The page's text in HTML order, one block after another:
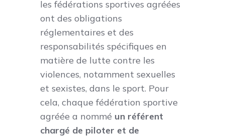
les fédérations sportives agréées
ont des obligations
réglementaires et des
responsabilités spécifiques en
matière de lutte contre les
violences, notamment sexuelles
et sexistes, dans le sport. Pour
cela, chaque fédération sportive
agréée a nommé un référent
chargé de piloter et de